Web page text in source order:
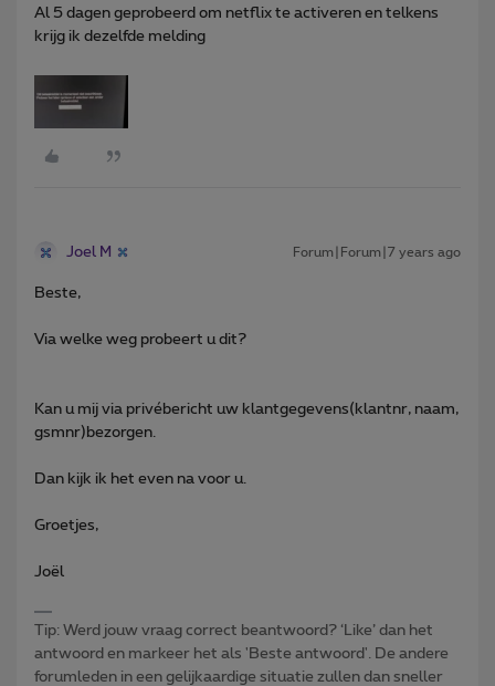
Al 5 dagen geprobeerd om netflix te activeren en telkens
krijg ik dezelfde melding
Joel M Forum|Forum|7 years ago
Beste,
Via welke weg probeert u dit?
Kan u mij via privébericht uw klantgegevens(klantnr, naam,
gsmnr)bezorgen.
Dan kijk ik het even na voor u.
Groetjes,
Joël
Tip: Werd jouw vraag correct beantwoord? ‘Like’ dan het
antwoord en markeer het als 'Beste antwoord'. De andere
forumleden in een gelijkaardige situatie zullen dan sneller